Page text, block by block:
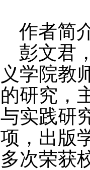
作者简
彭文君
义学院教
的研究，
与实践研
项，出版
多次荣获